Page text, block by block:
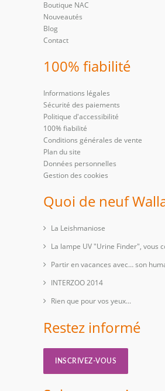
Boutique NAC
Nouveautés
Blog
Contact
100% fiabilité
Informations légales
Sécurité des paiements
Politique d'accessibilité
100% fiabilité
Conditions générales de vente
Plan du site
Données personnelles
Gestion des cookies
Quoi de neuf
La Leishmaniose
La lampe UV "Urine Finder", vous
Partir en vacances avec… son
INTERZOO 2014
Rien que pour vos yeux...
Restez informé
INSCRIVEZ-VOUS